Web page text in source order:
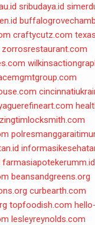
sribudaya.id
craftycutz.com
zorrosrestaurant.com
farmasiapotekerumm.id
beansandgreens.org
curbearth.com
topfoodish.com
lesleyreynolds.com